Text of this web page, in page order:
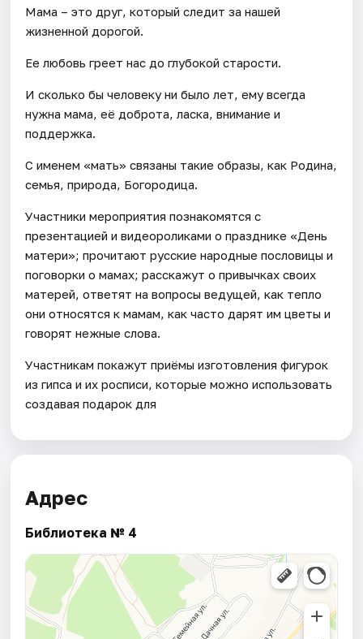
Мама – это друг, который следит за нашей
жизненной дорогой.
Ее любовь греет нас до глубокой старости.
И сколько бы человеку ни было лет, ему всегда
нужна мама, её доброта, ласка, внимание и
поддержка.
С именем «мать» связаны такие образы, как Родина,
семья, природа, Богородица.
Участники мероприятия познакомятся с
презентацией и видеороликами о празднике «День
матери»; прочитают русские народные пословицы и
поговорки о мамах; расскажут о привычках своих
матерей, ответят на вопросы ведущей, как тепло
они относятся к мамам, как часто дарят им цветы и
говорят нежные слова.
Участникам покажут приёмы изготовления фигурок
из гипса и их росписи, которые можно использовать
создавая подарок для
Адрес
Библиотека № 4